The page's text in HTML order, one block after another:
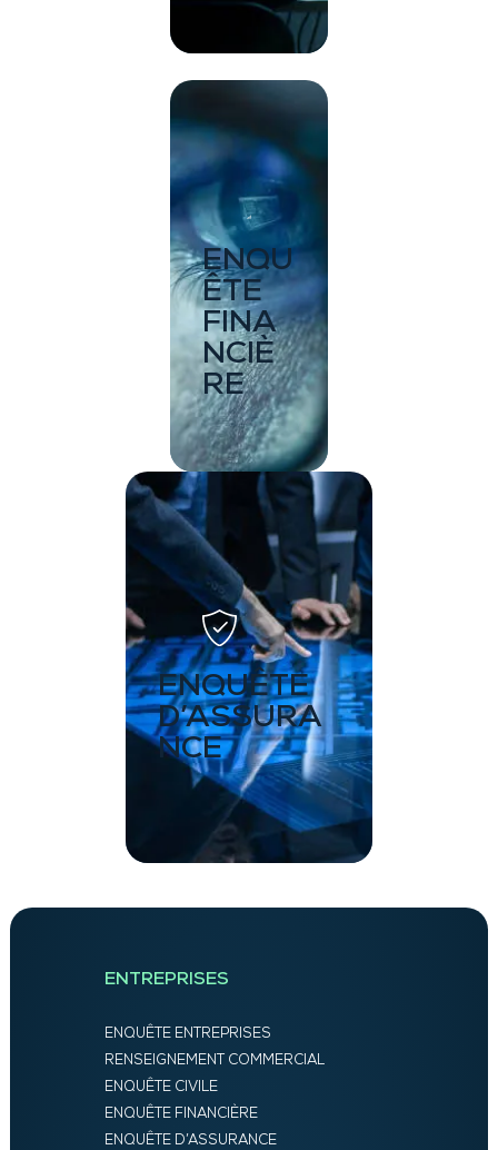
ENQU
ÊTE
FINA
NCIÈ
RE
ENQUÊTE
D’ASSURA
NCE
ENTREPRISES
ENQUÊTE ENTREPRISES
RENSEIGNEMENT COMMERCIAL
ENQUÊTE CIVILE
ENQUÊTE FINANCIÈRE
ENQUÊTE D’ASSURANCE